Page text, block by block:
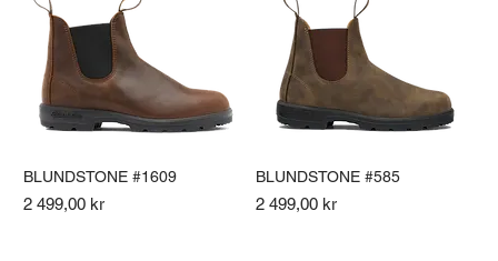
BLUNDSTONE #1609
Pris
2 499,00 kr
BLUNDSTONE #585
Pris
2 499,00 kr